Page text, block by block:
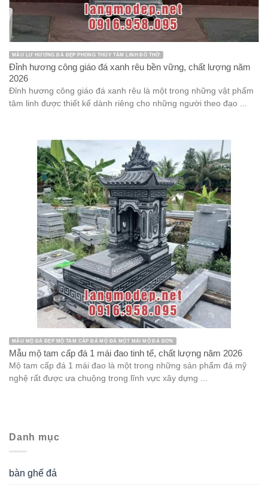
bàn ghế đá
Bàn lễ đá
Bàn thờ thiên bằng đá
bia đá
Chó đá
Chưa được phân loại
Công trình
Cổng đá
Cột hiên
Cột Đá
Cột đồng trụ
Cột đồng trụ đá
Cuốn thư đá
Kiến trúc đá
Lan can đá
Linh Vật Đá
Mẫu lăng thờ chung